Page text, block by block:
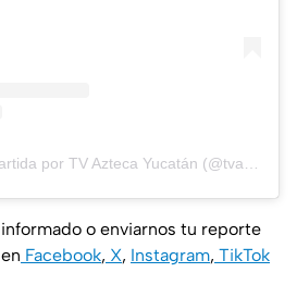
Una publicación compartida por TV Azteca Yucatán (@tvaztecayucatan)
o enviarnos tu reporte
Facebook, X, Instagram, TikTok